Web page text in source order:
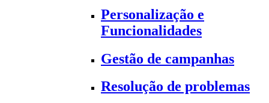
Personalização e
Funcionalidades
Gestão de campanhas
Resolução de problemas